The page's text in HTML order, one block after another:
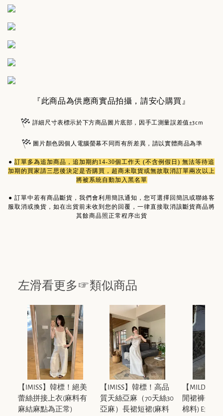
『此商品為供應商實品拍攝，請安心購買』
詳細尺寸表標示於下方商品圖片底部，因手工測量誤差值±3cm
圖片顏色因個人電腦螢幕不同而有所差異，請以實體商品為準
● 訂單多為追加商品 ，追加期約14-30個工作天 (不含例假日) 無法等待追
加期的買家請三思後決定是否購買，超商未取貨或無故取消訂單兩次以上
將被系統自動加入黑名單
● 訂單中若有商品斷貨，我們會利用簡訊通知，您可選擇回簡訊或聯絡客
服取消或換貨，如在出貨前未收到您的回覆，一律直接取消該斷貨商品將
其餘商品照正常程序出貨
左滑看更多☞類似商品
【IMISS】韓標！絕美
蕾絲拼接上衣(麻料有
麻結麻點為正常)
【IMISS】韓標！高品
質天絲亞麻（70天絲30
亞麻）長裙短裙(麻料
【
閒裙褲休閒
棉料) E3096